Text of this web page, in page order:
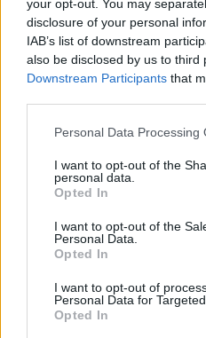
your opt-out. You may
disclosure of your personal
IAB’s list of downstream
also be disclosed by us to third
Downstream Participants that
Personal Data Processing
I want to opt-out of the
personal data.
Opted In
I want to opt-out of the
Personal Data.
Opted In
I want to opt-out of
Personal Data for
Opted In